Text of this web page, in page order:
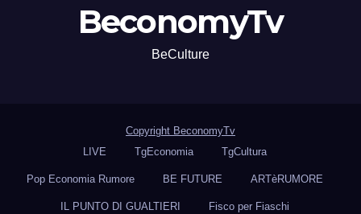
BeconomyTv
BeCulture
Copyright BeconomyTv
LIVE
TgEconomia TgCultura
Pop Economia Rumore BE FUTURE ARTèRUMORE
IL PUNTO DI GUALTIERI Fisco per Fiaschi